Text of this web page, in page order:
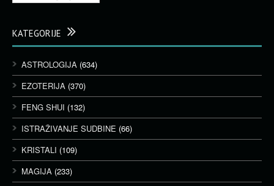
KATEGORIJE
ASTROLOGIJA (634)
EZOTERIJA (370)
FENG SHUI (132)
ISTRAŽIVANJE SUDBINE (66)
KRISTALI (109)
MAGIJA (233)